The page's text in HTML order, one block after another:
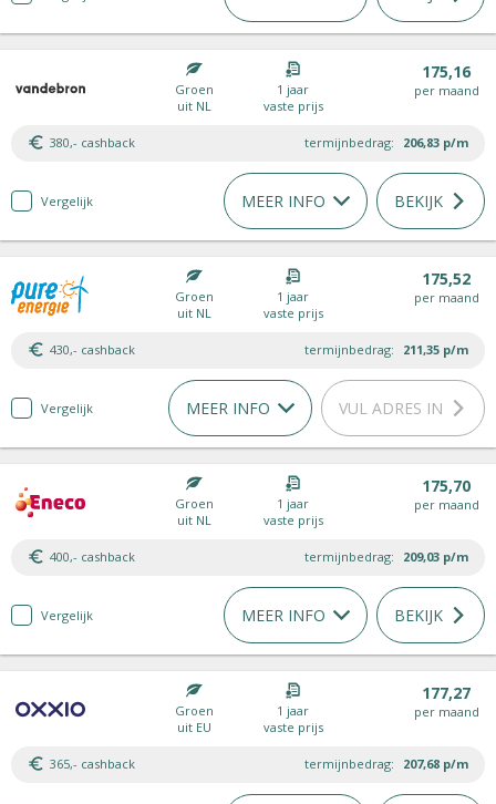
Groen
uit NL
1 jaar
vaste prijs
175,16
per maand
380,- cashback termijnbedrag: 206,83 p/m
Vergelijk MEER INFO BEKIJK
Groen
uit NL
1 jaar
vaste prijs
175,52
per maand
430,- cashback termijnbedrag: 211,35 p/m
Vergelijk MEER INFO VUL ADRES IN
Groen
uit NL
1 jaar
vaste prijs
175,70
per maand
400,- cashback termijnbedrag: 209,03 p/m
Vergelijk MEER INFO BEKIJK
Groen
uit EU
1 jaar
vaste prijs
177,27
per maand
365,- cashback termijnbedrag: 207,68 p/m